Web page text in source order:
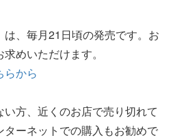
、毎月21日頃の発売です。お
めいただけます。
らから
方、近くのお店で売り切れて
ターネットでの購入もお勧めで